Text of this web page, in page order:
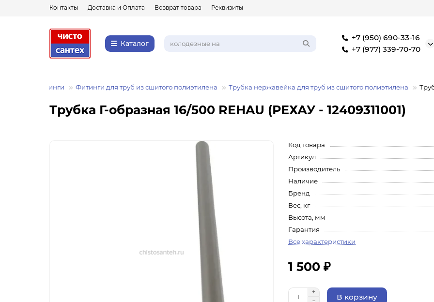
Контакты Доставка и Оплата Возврат товара Реквизиты
Каталог
+7 (950) 690-33-16
+7 (977) 339-70-70
Фитинги Фитинги для труб из сшитого полиэтилена Трубка нержавейка для труб из сшитого полиэтилена
Трубка Г-образная 16/500 REHAU (РЕХАУ - 12409311001)
Код товара
Артикул
Производитель
Наличие
Бренд
Вес, кг
Высота, мм
Гарантия
Все характеристики
1 500 ₽
В корзину